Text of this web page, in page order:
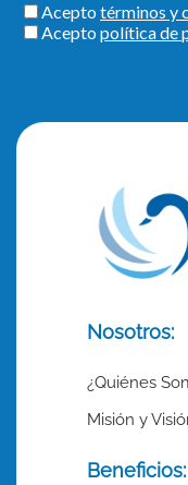
Nosotros:
¿Quiénes
Misión y
Beneficios: